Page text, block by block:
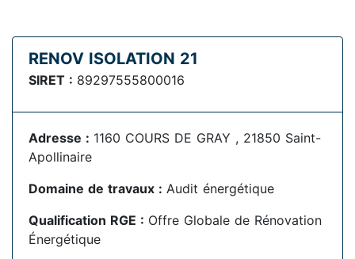
RENOV ISOLATION 21
SIRET : 89297555800016
Adresse : 1160 COURS DE GRAY , 21850 Saint-
Apollinaire
Domaine de travaux : Audit énergétique
Qualification RGE : Offre Globale de Rénovation
Énergétique